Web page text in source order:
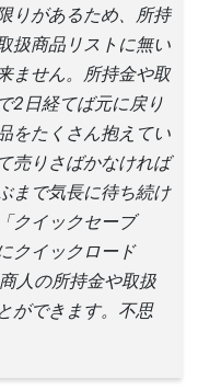
りがあるため、所持
扱商品リストに無い
ません。所持金や取
2日経てば元に戻り
をたくさん抱えてい
売りさばかなければ
まで気長に待ち続け
クイックセーブ
クイックロード
人の所持金や取扱
ができます。不思